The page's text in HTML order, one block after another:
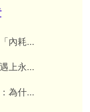
內耗...
上永...
為什...